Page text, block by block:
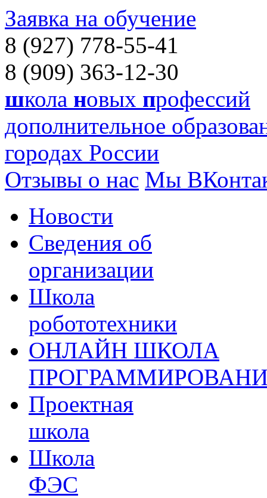
Заявка на обучение
8 (927) 778-55-41
8 (909) 363-12-30
школа новых профессий
дополнительное
городах России
Отзывы о нас Мы
Новости
Сведения об
организации
Школа
робототехники
ОНЛАЙН ШКОЛА
Проектная
школа
Школа
ФЭС